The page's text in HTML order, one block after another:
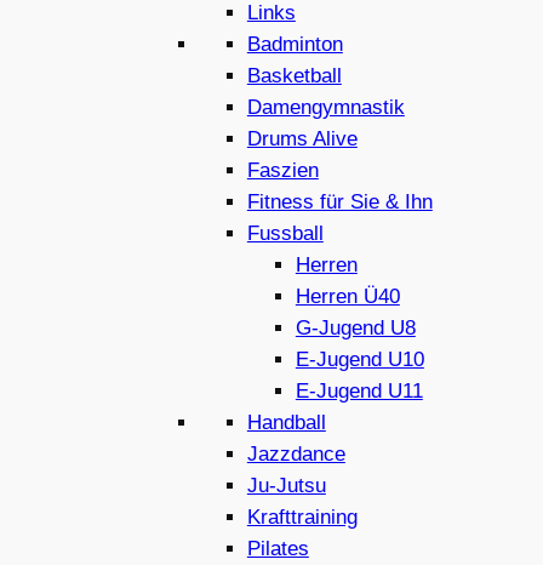
Links
Badminton
Basketball
Damengymnastik
Drums Alive
Faszien
Fitness für Sie & Ihn
Fussball
Herren
Herren Ü40
G-Jugend U8
E-Jugend U10
E-Jugend U11
Handball
Jazzdance
Ju-Jutsu
Krafttraining
Pilates